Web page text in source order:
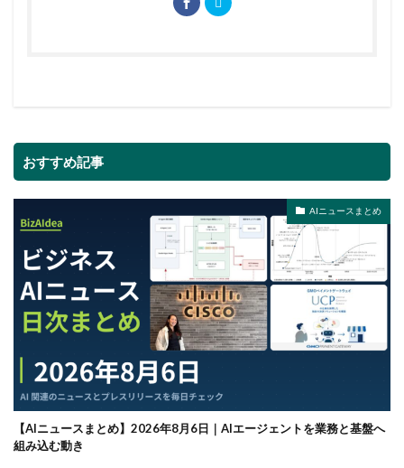
おすすめ記事
AIニュースまとめ
【AIニュースまとめ】2026年8月6日｜AIエージェントを業務と基盤へ
組み込む動き